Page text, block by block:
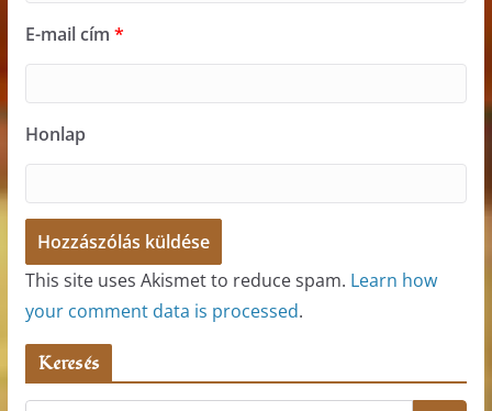
E-mail cím *
Honlap
This site uses Akismet to reduce spam. Learn how
your comment data is processed.
Keresés